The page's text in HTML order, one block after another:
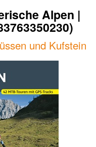
Alpen |
und Kufstein